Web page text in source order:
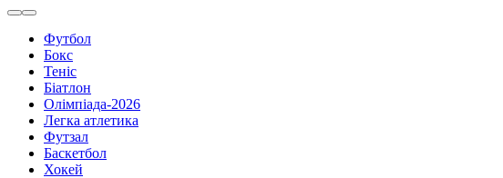
Футбол
Бокс
Теніс
Біатлон
Олімпіада-2026
Легка атлетика
Футзал
Баскетбол
Хокей